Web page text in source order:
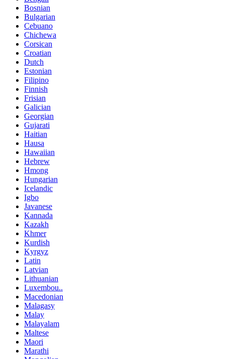
Bosnian
Bulgarian
Cebuano
Chichewa
Corsican
Croatian
Dutch
Estonian
Filipino
Finnish
Frisian
Galician
Georgian
Gujarati
Haitian
Hausa
Hawaiian
Hebrew
Hmong
Hungarian
Icelandic
Igbo
Javanese
Kannada
Kazakh
Khmer
Kurdish
Kyrgyz
Latin
Latvian
Lithuanian
Luxembou..
Macedonian
Malagasy
Malay
Malayalam
Maltese
Maori
Marathi